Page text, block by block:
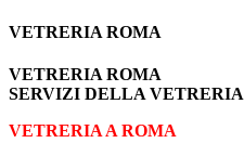
VETRERIA ROMA
VETRERIA ROMA
SERVIZI DELLA VETRERIA
VETRERIA A ROMA